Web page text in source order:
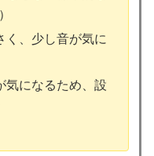
く、少し音が気に
気になるため、設